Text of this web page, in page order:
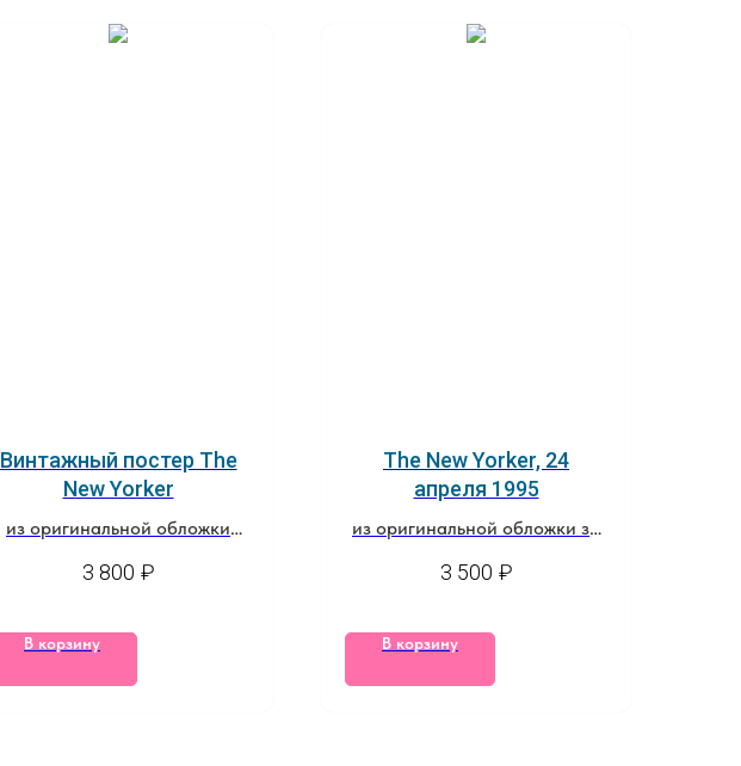
Винтажный постер The
New Yorker
из оригинальной обложки
3 800 ₽
В корзину
The New Yorker, 24
апреля 1995
из оригинальной обложки за
3 500 ₽
В корзину